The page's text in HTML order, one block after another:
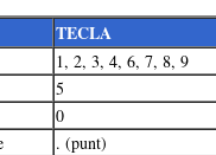
TECLA
1, 2, 3, 4, 6, 7, 8, 9
5
0
. (punt)